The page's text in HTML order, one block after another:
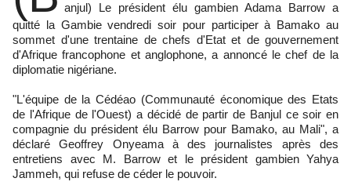
anjul) Le président élu gambien Adama Barrow a
quitté la Gambie vendredi soir pour participer à Bamako au
sommet d'une trentaine de chefs d'Etat et de gouvernement
d'Afrique francophone et anglophone, a annoncé le chef de la
diplomatie nigériane.
"L'équipe de la Cédéao (Communauté économique des Etats
de l'Afrique de l'Ouest) a décidé de partir de Banjul ce soir en
compagnie du président élu Barrow pour Bamako, au Mali", a
déclaré Geoffrey Onyeama à des journalistes après des
entretiens avec M. Barrow et le président gambien Yahya
Jammeh, qui refuse de céder le pouvoir.